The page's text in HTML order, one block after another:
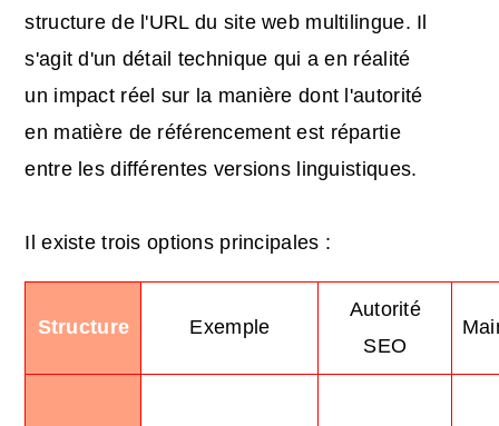
structure de l'URL du site web multilingue. Il
s'agit d'un détail technique qui a en réalité
un impact réel sur la manière dont l'autorité
en matière de référencement est répartie
entre les différentes versions linguistiques.
Il existe trois options principales :
Structure Exemple
Autorité
SEO